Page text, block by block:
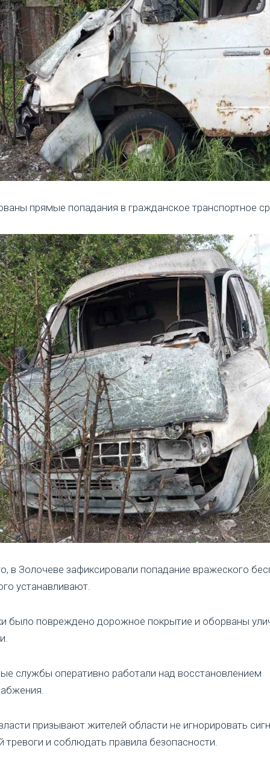
прямые попадания в гражданское транспортное
в Золочеве зафиксировали попадание вражеского
устанавливают.
было повреждено дорожное покрытие и оборваны
службы оперативно работали над восстановлением
призывают жителей области не игнорировать
тревоги и соблюдать правила безопасности.